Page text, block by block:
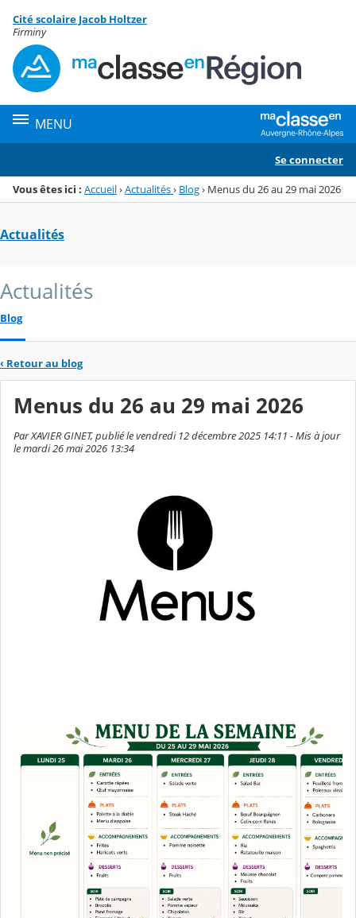
Menu de la rubrique
Contenu
Cité scolaire Jacob Holtzer
Firminy
MENU
Se connecter
Vous êtes ici : Accueil›Actualités› Blog› Menus du 26 au 29 mai 2026
Actualités
Actualités
Blog
‹ Retour au blog
Menus du 26 au 29 mai 2026
Par XAVIER GINET, publié le vendredi 12 décembre 2025 14:11 - Mis à jour
le mardi 26 mai 2026 13:34